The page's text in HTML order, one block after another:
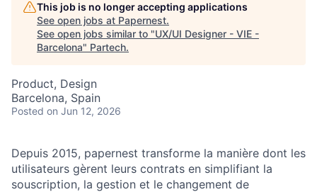
This job is no longer accepting applications
See open jobs at Papernest.
See open jobs similar to "UX/UI Designer - VIE -
Barcelona" Partech.
Product, Design
Barcelona, Spain
Posted on Jun 12, 2026
Depuis 2015, papernest transforme la manière dont les
utilisateurs gèrent leurs contrats en simplifiant la
souscription, la gestion et le changement de